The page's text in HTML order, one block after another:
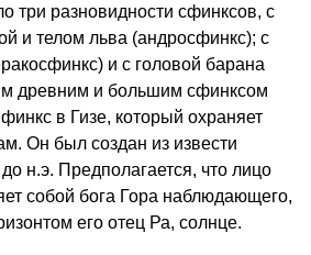
три разновидности сфинксов, с
и телом льва (андросфинкс); с
и с головой барана
древним и большим сфинксом
в Гизе, который охраняет
Он был создан из извести
н.э. Предполагается, что лицо
собой бога Гора наблюдающего,
его отец Ра, солнце.